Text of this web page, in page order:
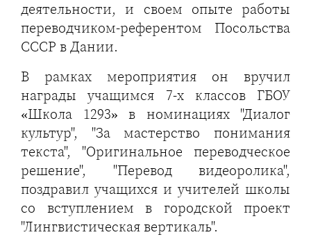
деятельности, и своем опыте работы
переводчиком-референтом Посольства
СССР в Дании.
В рамках мероприятия он вручил
награды учащимся 7-х классов ГБОУ
«Школа 1293» в номинациях "Диалог
культур", "За мастерство понимания
текста", "Оригинальное переводческое
решение", "Перевод видеоролика",
поздравил учащихся и учителей школы
со вступлением в городской проект
"Лингвистическая вертикаль".